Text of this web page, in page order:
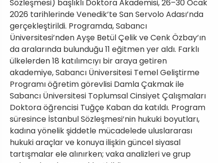
Sözleşmesi) başlıklı Doktora Akademisi, 26–30 Ocak
2026 tarihlerinde Venedik’te San Servolo Adası’nda
gerçekleştirildi. Programda, Sabancı
Üniversitesi’nden Ayşe Betül Çelik ve Cenk Özbay’ın
da aralarında bulunduğu 11 eğitmen yer aldı. Farklı
ülkelerden 18 katılımcıyı bir araya getiren
akademiye, Sabancı Üniversitesi Temel Geliştirme
Programı öğretim görevlisi Damla Çakmak ile
Sabancı Üniversitesi Toplumsal Cinsiyet Çalışmaları
Doktora öğrencisi Tuğçe Kaban da katıldı. Program
süresince İstanbul Sözleşmesi’nin hukuki boyutları,
kadına yönelik şiddetle mücadelede uluslararası
hukuki araçlar ve konuya ilişkin güncel siyasal
tartışmalar ele alınırken; vaka analizleri ve grup